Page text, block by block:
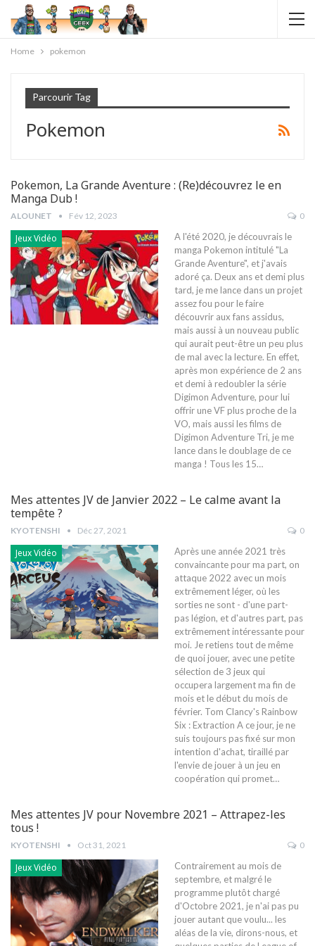
Home pokemon
Parcourir Tag
Pokemon
Pokemon, La Grande Aventure : (Re)découvrez le en
Manga Dub !
ALOUNET Fév 12, 2023 0
Jeux Vidéo
A l'été 2020, je découvrais le
manga Pokemon intitulé "La
Grande Aventure", et j'avais
adoré ça. Deux ans et demi plus
tard, je me lance dans un projet
assez fou pour le faire
découvrir aux fans assidus,
mais aussi à un nouveau public
qui aurait peut-être un peu plus
de mal avec la lecture. En effet,
après mon expérience de 2 ans
et demi à redoubler la série
Digimon Adventure, pour lui
offrir une VF plus proche de la
VO, mais aussi les films de
Digimon Adventure Tri, je me
lance dans le doublage de ce
manga ! Tous les 15…
Mes attentes JV de Janvier 2022 – Le calme avant la
tempête ?
KYOTENSHI Déc 27, 2021 0
Jeux Vidéo
Après une année 2021 très
convaincante pour ma part, on
attaque 2022 avec un mois
extrêmement léger, où les
sorties ne sont - d'une part-
pas légion, et d'autres part, pas
extrêmement intéressante pour
moi. Je retiens tout de même
de quoi jouer, avec une petite
sélection de 3 jeux qui
occupera largement ma fin de
mois et le début du mois de
février. Tom Clancy's Rainbow
Six : Extraction A ce jour, je ne
suis toujours pas fixé sur mon
intention d'achat, tiraillé par
l'envie de jouer à un jeu en
coopération qui promet…
Mes attentes JV pour Novembre 2021 – Attrapez-les
tous !
KYOTENSHI Oct 31, 2021 0
Jeux Vidéo
Contrairement au mois de
septembre, et malgré le
programme plutôt chargé
d'Octobre 2021, je n'ai pas pu
jouer autant que voulu... les
aléas de la vie, dirons-nous, et